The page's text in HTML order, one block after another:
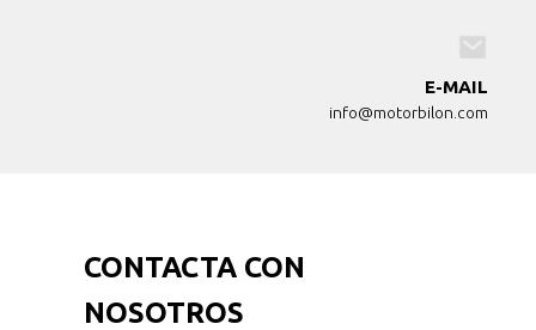
E-MAIL
info@motorbilon.com
CONTACTA CON
NOSOTROS